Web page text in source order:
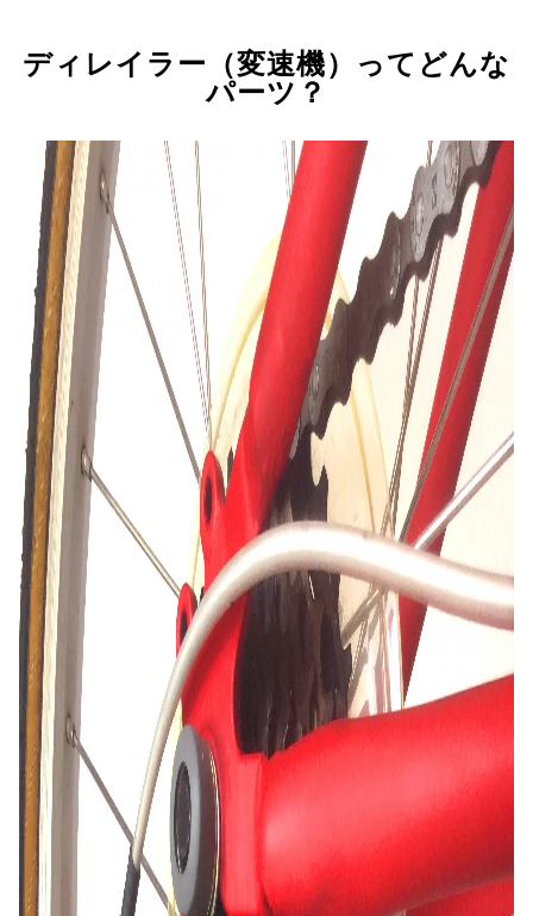
ディレイラー（変速機）ってどんな
パーツ？